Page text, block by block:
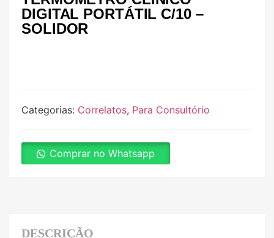
DIGITAL PORTÁTIL C/10 –
SOLIDOR
Categorias: Correlatos, Para Consultório
Comprar no Whatsapp
DESCRIÇÃO